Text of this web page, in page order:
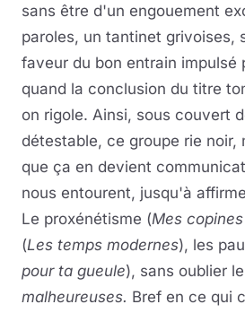
sans être d'un engouement
paroles, un tantinet grivoises,
faveur du bon entrain impulsé
quand la conclusion du titre
on rigole. Ainsi, sous couvert
détestable, ce groupe rie noir,
que ça en devient
nous entourent, jusqu'à
Le proxénétisme (Mes
(Les temps modernes), les
pour ta gueule), sans oublier
malheureuses. Bref en ce qui